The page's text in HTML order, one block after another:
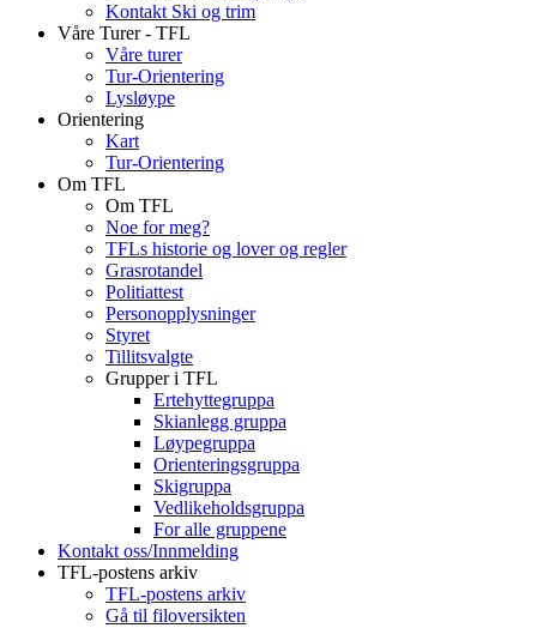
Kontakt Ski og trim
Våre Turer - TFL
Våre turer
Tur-Orientering
Lysløype
Orientering
Kart
Tur-Orientering
Om TFL
Om TFL
Noe for meg?
TFLs historie og lover og regler
Grasrotandel
Politiattest
Personopplysninger
Styret
Tillitsvalgte
Grupper i TFL
Ertehyttegruppa
Skianlegg gruppa
Løypegruppa
Orienteringsgruppa
Skigruppa
Vedlikeholdsgruppa
For alle gruppene
Kontakt oss/Innmelding
TFL-postens arkiv
TFL-postens arkiv
Gå til filoversikten